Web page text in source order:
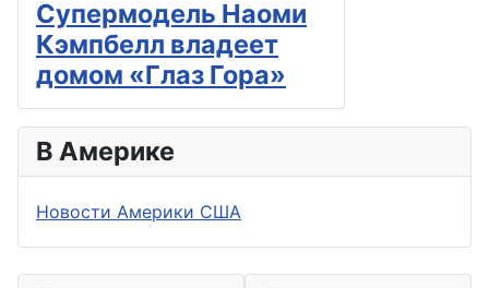
Супермодель Наоми
Кэмпбелл владеет
домом «Глаз Гора»
В Америке
Новости Америки США